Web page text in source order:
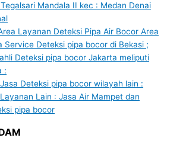
Mandala II kec : Medan Denai
Layanan Deteksi Pipa Air Bocor Area
Service Deteksi pipa bocor di Bekasi ;
ahli Deteksi pipa bocor Jakarta meliputi
:
Jasa Deteksi pipa bocor wilayah lain :
Layanan Lain : Jasa Air Mampet dan
pipa bocor